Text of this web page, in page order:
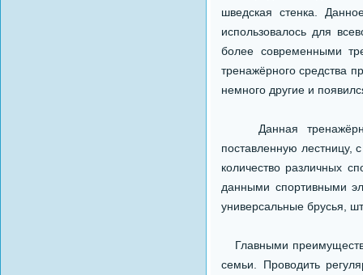
шведская стенка.
использовалось для
более современными
тренажёрного средства
немного другие и
Данная тренажёрная
поставленную лестницу,
количество различных
данными спортивными
универсальные брусья,
Главными
семьи. Проводить